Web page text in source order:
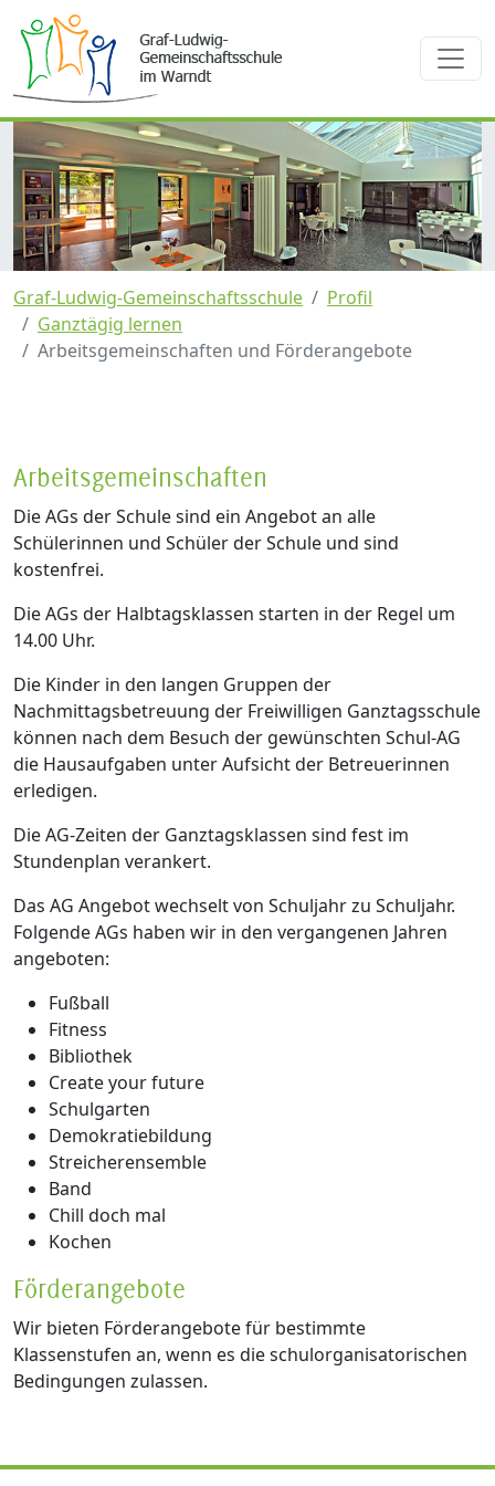
Graf-Ludwig-Gemeinschaftsschule
Profil
Ganztägig lernen
Arbeitsgemeinschaften und Förderangebote
Arbeitsgemeinschaften
Die AGs der Schule sind ein Angebot an alle
Schülerinnen und Schüler der Schule und sind
kostenfrei.
Die AGs der Halbtagsklassen starten in der Regel um
14.00 Uhr.
Die Kinder in den langen Gruppen der
Nachmittagsbetreuung der Freiwilligen Ganztagsschule
können nach dem Besuch der gewünschten Schul-AG
die Hausaufgaben unter Aufsicht der Betreuerinnen
erledigen.
Die AG-Zeiten der Ganztagsklassen sind fest im
Stundenplan verankert.
Das AG Angebot wechselt von Schuljahr zu Schuljahr.
Folgende AGs haben wir in den vergangenen Jahren
angeboten:
Fußball
Fitness
Bibliothek
Create your future
Schulgarten
Demokratiebildung
Streicherensemble
Band
Chill doch mal
Kochen
Förderangebote
Wir bieten Förderangebote für bestimmte
Klassenstufen an, wenn es die schulorganisatorischen
Bedingungen zulassen.